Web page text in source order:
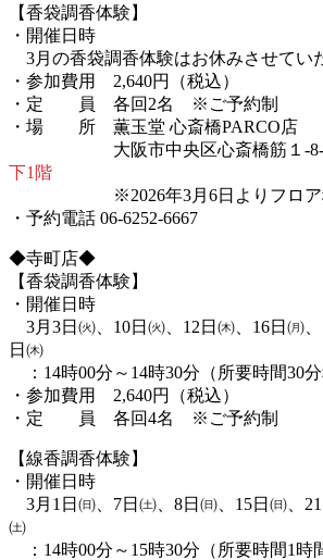
【香袋調香体験】
・開催日時
3月の香袋調香体験はお休みさせてい
・参加費用 2,640円（税込）
・定 員 各回2名 ※ご予約制
・場 所 薫玉堂 心斎橋PARCO店
大阪市中央区心斎橋筋１-8-3
下1階
※2026年3月6日よりフロア移
・予約電話 06-6252-6667
◆寺町店◆
【香袋調香体験】
・開催日時
3月3日㈫、10日㈫、12日㈭、16日㈪
日㈭
：14時00分～14時30分（所要時間30分
・参加費用 2,640円（税込）
・定 員 各回4名 ※ご予約制
【線香調香体験】
・開催日時
3月1日㈰、7日㈯、8日㈰、15日㈰、21
㈯
：14時00分～15時30分（所要時間1時